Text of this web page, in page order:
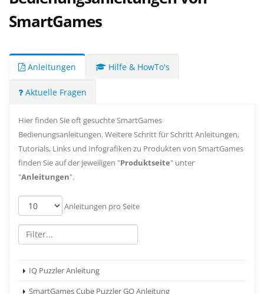
SmartGames
Anleitungen Hilfe & HowTo's
Aktuelle Fragen
Hier finden Sie oft gesuchte SmartGames
Bedienungsanleitungen. Weitere Schritt für Schritt Anleitungen,
Tutorials, Links und Infografiken zu Produkten von SmartGames
finden Sie auf der jeweiligen "Produktseite" unter
"Anleitungen".
Anleitungen pro Seite
IQ Puzzler Anleitung
SmartGames Cube Puzzler GO Anleitung